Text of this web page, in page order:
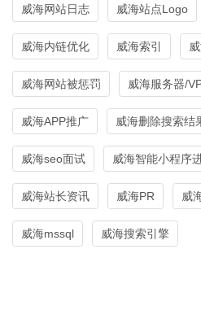
威海网站日志 威海站点Logo
威海内链优化 威海索引
威海网站被惩罚 威海服务器/
威海APP推广 威海删除搜索结
威海seo面试 威海智能小程序
威海站长资讯 威海PR 威
威海mssql 威海搜索引擎